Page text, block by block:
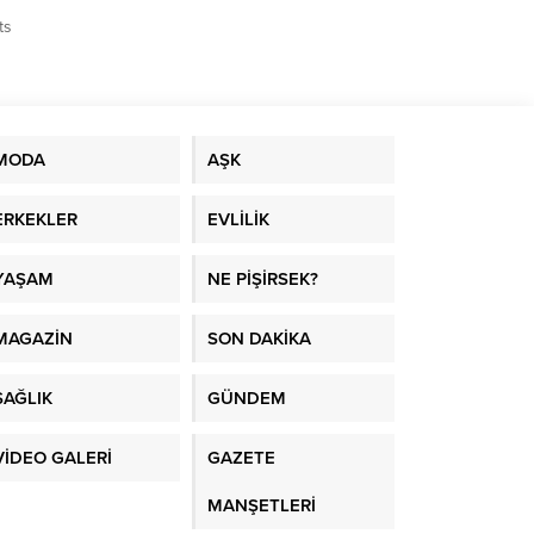
AŞK
EVLİLİK
NE PİŞİRSEK?
SON DAKİKA
GÜNDEM
GALERİ GAZETE
MANŞETLERİ